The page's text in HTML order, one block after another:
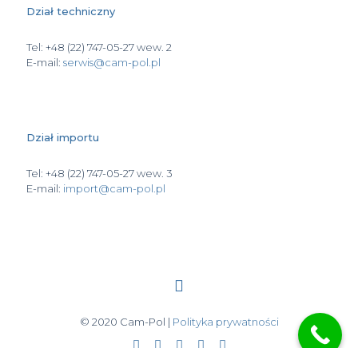
Dział techniczny
Tel: +48 (22) 747-05-27 wew. 2
E-mail: serwis@cam-pol.pl
Dział importu
Tel: +48 (22) 747-05-27 wew. 3
E-mail: import@cam-pol.pl
© 2020 Cam-Pol | Polityka prywatności